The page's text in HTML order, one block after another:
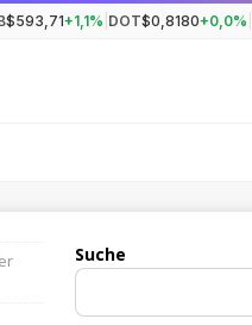
$593,71+1,1% DOT$0,8180+0,0%
Suche